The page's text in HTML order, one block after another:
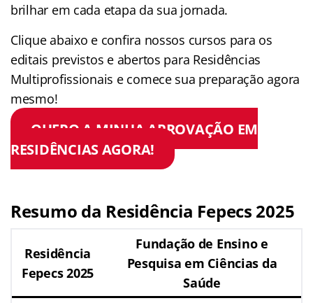
brilhar em cada etapa da sua jornada.
Clique abaixo e confira nossos cursos para os
editais previstos e abertos para Residências
Multiprofissionais e comece sua preparação agora
mesmo!
QUERO A MINHA APROVAÇÃO EM
RESIDÊNCIAS AGORA!
Resumo da Residência Fepecs 2025
Residência
Fepecs 2025
Fundação de Ensino e
Pesquisa em Ciências da
Saúde